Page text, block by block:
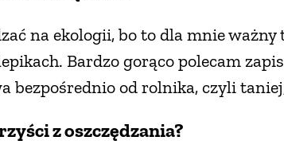
na ekologii, bo to dla mnie
Bardzo gorąco polecam
bezpośrednio od rolnika, czyli
z oszczędzania?